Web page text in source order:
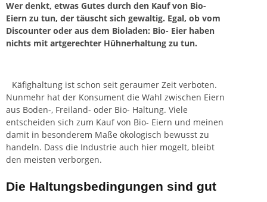
Wer denkt, etwas Gutes durch den Kauf von Bio-
Eiern zu tun, der täuscht sich gewaltig. Egal, ob vom
Discounter oder aus dem Bioladen: Bio- Eier haben
nichts mit artgerechter Hühnerhaltung zu tun.
Käfighaltung ist schon seit geraumer Zeit verboten.
Nunmehr hat der Konsument die Wahl zwischen Eiern
aus Boden-, Freiland- oder Bio- Haltung. Viele
entscheiden sich zum Kauf von Bio- Eiern und meinen
damit in besonderem Maße ökologisch bewusst zu
handeln. Dass die Industrie auch hier mogelt, bleibt
den meisten verborgen.
Die Haltungsbedingungen sind gut